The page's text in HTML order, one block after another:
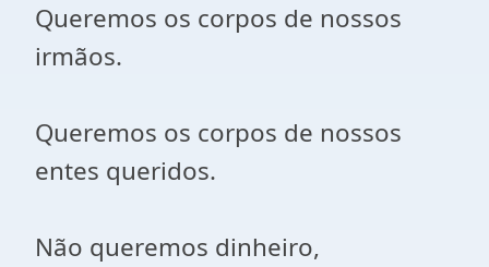
Queremos os corpos de nossos
irmãos.
Queremos os corpos de nossos
entes queridos.
Não queremos dinheiro,